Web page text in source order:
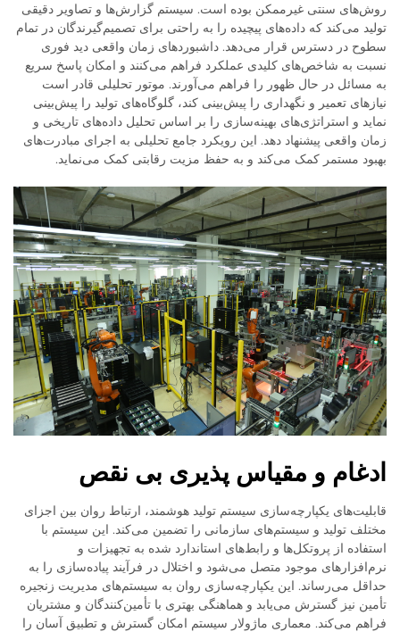
روش‌های سنتی غیرممکن بوده است. سیستم گزارش‌ها و تصاویر دقیقی
تولید می‌کند که داده‌های پیچیده را به راحتی برای تصمیم‌گیرندگان در تمام
سطوح در دسترس قرار می‌دهد. داشبوردهای زمان واقعی دید فوری
نسبت به شاخص‌های کلیدی عملکرد فراهم می‌کنند و امکان پاسخ سریع
به مسائل در حال ظهور را فراهم می‌آورند. موتور تحلیلی قادر است
نیازهای تعمیر و نگهداری را پیش‌بینی کند، گلوگاه‌های تولید را پیش‌بینی
نماید و استراتژی‌های بهینه‌سازی را بر اساس تحلیل داده‌های تاریخی و
زمان واقعی پیشنهاد دهد. این رویکرد جامع تحلیلی به اجرای مبادرت‌های
بهبود مستمر کمک می‌کند و به حفظ مزیت رقابتی کمک می‌نماید.
ادغام و مقیاس پذیری بی نقص
قابلیت‌های یکپارچه‌سازی سیستم تولید هوشمند، ارتباط روان بین اجزای
مختلف تولید و سیستم‌های سازمانی را تضمین می‌کند. این سیستم با
استفاده از پروتکل‌ها و رابط‌های استاندارد شده به تجهیزات و
نرم‌افزارهای موجود متصل می‌شود و اختلال در فرآیند پیاده‌سازی را به
حداقل می‌رساند. این یکپارچه‌سازی روان به سیستم‌های مدیریت زنجیره
تأمین نیز گسترش می‌یابد و هماهنگی بهتری با تأمین‌کنندگان و مشتریان
فراهم می‌کند. معماری ماژولار سیستم امکان گسترش و تطبیق آسان را